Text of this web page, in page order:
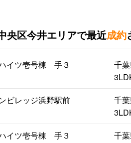
央区今井エリアで最近成約
イツ壱号棟 手３
千
ビレッジ浜野駅前
千
イツ壱号棟 手３
千